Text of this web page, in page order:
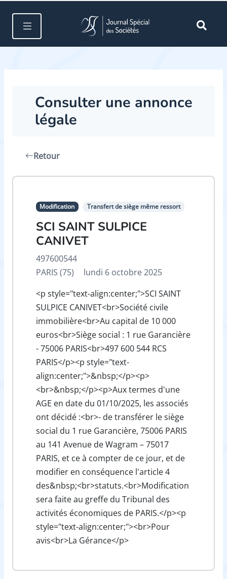
Consulter une annonce
légale
Retour
Modification Transfert de siège même ressort
SCI SAINT SULPICE
CANIVET
497600544
PARIS (75)
lundi 6 octobre 2025
<p style="text-align:center;">SCI SAINT
SULPICE CANIVET<br>Société civile
immobilière<br>Au capital de 10 000
euros<br>Siège social : 1 rue Garancière
- 75006 PARIS<br>497 600 544 RCS
PARIS</p><p style="text-
align:center;">&nbsp;</p><p>
<br>&nbsp;</p><p>Aux termes d'une
AGE en date du 01/10/2025, les associés
ont décidé :<br>- de transférer le siège
social du 1 rue Garancière, 75006 PARIS
au 141 Avenue de Wagram – 75017
PARIS, et ce à compter de ce jour, et de
modifier en conséquence l'article 4
des&nbsp;<br>statuts.<br>Modification
sera faite au greffe du Tribunal des
activités économiques de PARIS.</p><p
style="text-align:center;"><br>Pour
avis<br>La Gérance</p>